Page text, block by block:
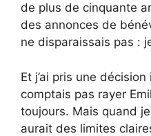
de plus de cinquante
des annonces de
ne disparaissais pas :
Et j’ai pris une
comptais pas rayer
toujours. Mais quand
aurait des limites